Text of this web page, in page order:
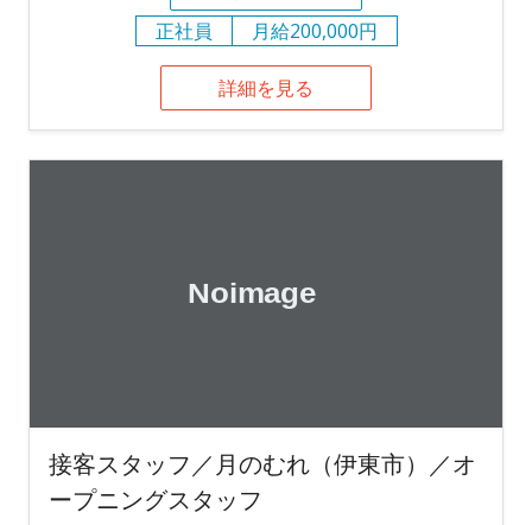
正社員
月給200,000円
詳細を見る
接客スタッフ／月のむれ（伊東市）／オ
ープニングスタッフ